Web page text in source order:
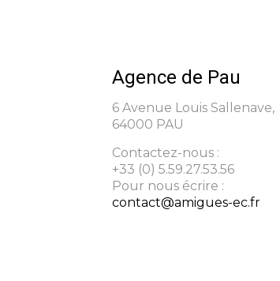
Agence de Pau
6 Avenue Louis Sallenave,
64000 PAU
Contactez-nous :
+33 (0) 5.59.27.53.56
Pour nous écrire :
contact@amigues-ec.fr